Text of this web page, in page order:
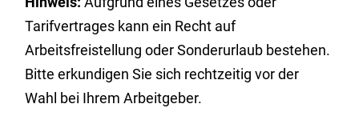
Tarifvertrages kann ein Recht auf
Arbeitsfreistellung oder Sonderurlaub bestehen.
Bitte erkundigen Sie sich rechtzeitig vor der
Wahl bei Ihrem Arbeitgeber.